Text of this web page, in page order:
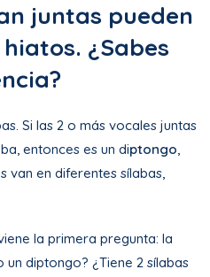
juntas pueden
¿Sabes
Si las 2 o más vocales juntas
entonces es un diptongo,
van en diferentes sílabas,
la primera pregunta: la
un diptongo? ¿Tiene 2 sílabas